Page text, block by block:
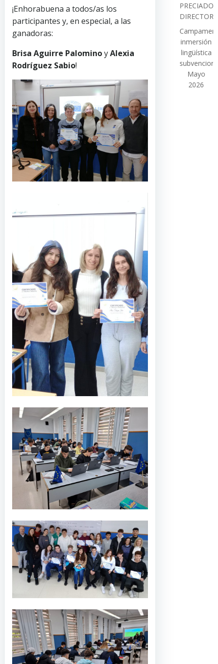
¡Enhorabuena a todos/as los
participantes y, en especial, a las
ganadoras:
Brisa Aguirre PalominoyAlexia
Rodríguez Sabio!
PRECIADO
DIRECTOR
inmersión
lingüística
Mayo
2026